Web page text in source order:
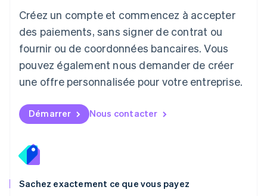
Créez un compte et commencez à accepter
des paiements, sans signer de contrat ou
fournir ou de coordonnées bancaires. Vous
pouvez également nous demander de créer
une offre personnalisée pour votre entreprise.
Démarrer Nous contacter
Sachez exactement ce que vous payez
Français DeutschEnglish
Malaisie
English 简体中文
Malte
English
Mexique
EspañolEnglish
English
Nouvelle-Zélande
Pays-Bas
Nederlands
English